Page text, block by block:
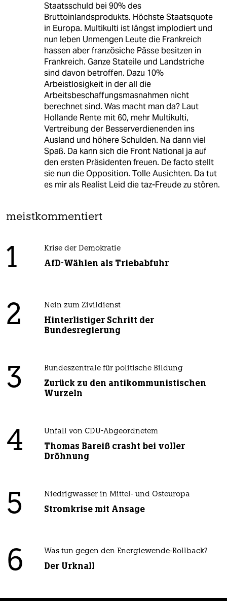
Staatsschuld bei 90% des
Bruttoinlandsprodukts. Höchste Staatsquote
in Europa. Multikulti ist längst implodiert und
nun leben Unmengen Leute die Frankreich
hassen aber französiche Pässe besitzen in
Frankreich. Ganze Stateile und Landstriche
sind davon betroffen. Dazu 10%
Arbeistlosigkeit in der all die
Arbeitsbeschaffungsmasnahmen nicht
berechnet sind. Was macht man da? Laut
Hollande Rente mit 60, mehr Multikulti,
Vertreibung der Besserverdienenden ins
Ausland und höhere Schulden. Na dann viel
Spaß. Da kann sich die Front National ja auf
den ersten Präsidenten freuen. De facto stellt
sie nun die Opposition. Tolle Ausichten. Da tut
es mir als Realist Leid die taz-Freude zu stören.
meistkommentiert
1 Krise der Demokratie
AfD-Wählen als Triebabfuhr
2 Nein zum Zivildienst
Hinterlistiger Schritt der
Bundesregierung
3 Bundeszentrale für politische Bildung
Zurück zu den antikommunistischen
Wurzeln
4 Unfall von CDU-Abgeordnetem
Thomas Bareiß crasht bei voller
Dröhnung
5 Niedrigwasser in Mittel- und Osteuropa
Stromkrise mit Ansage
6 Was tun gegen den Energiewende-Rollback?
Der Urknall